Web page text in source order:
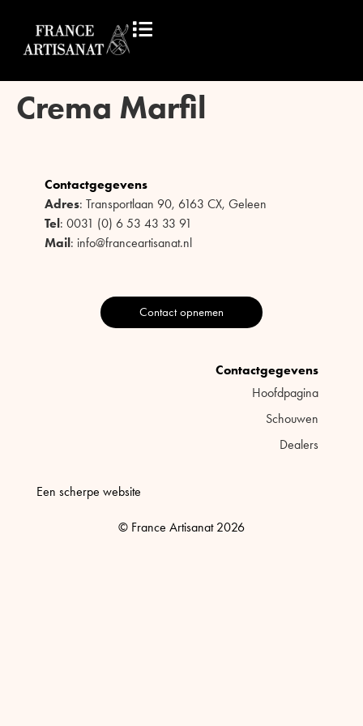
Crema Marfil
Contactgegevens
Adres: Transportlaan 90, 6163 CX, Geleen
Tel: 0031 (0) 6 53 43 33 91
Mail: info@franceartisanat.nl
Contact opnemen
Contactgegevens
Hoofdpagina
Schouwen
Dealers
Een scherpe website
© France Artisanat 2026